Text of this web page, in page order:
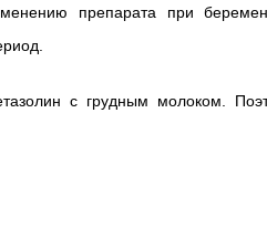
препарата при
с грудным молоком.